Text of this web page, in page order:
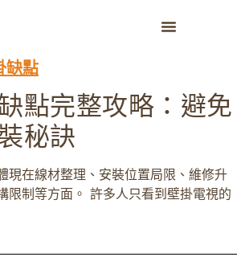
缺點
點完整攻略：避免
秘訣
現在線材整理、安裝位置局限、維修升
限制等方面。 許多人只看到壁掛電視的